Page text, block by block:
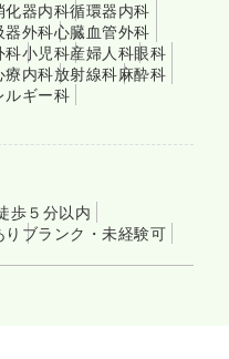
化器内科循環器内科
器外科心臓血管外科
科小児科産婦人科眼科
療内科放射線科麻酔科
ルギー科
歩５分以内
ブランク・未経験可